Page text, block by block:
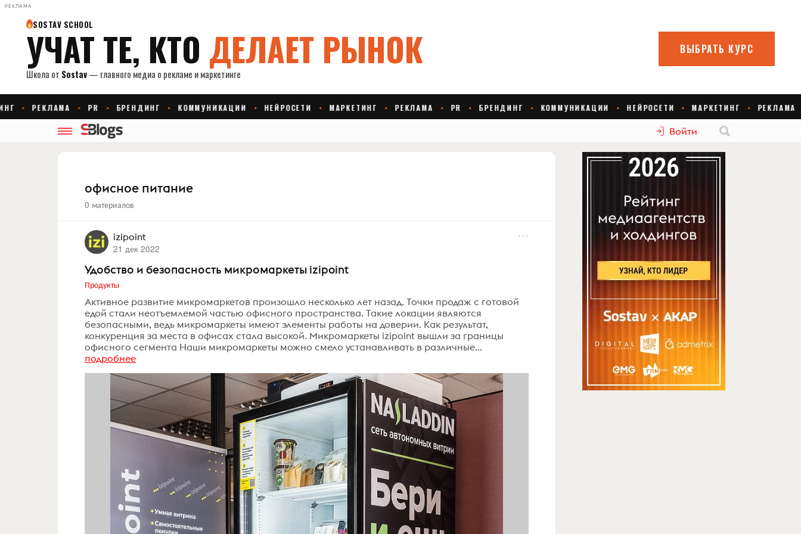
РЕКЛАМА
Войти
офисное питание
0 материалов
izipoint
21 дек 2022
Удобство и безопасность микромаркеты izipoint
Продукты
Активное развитие микромаркетов произошло несколько лет назад. Точки продаж с готовой
едой стали неотъемлемой частью офисного пространства. Такие локации являются
безопасными, ведь микромаркеты имеют элементы работы на доверии. Как результат,
конкуренция за места в офисах стала высокой. Микромаркеты izipoint вышли за границы
офисного сегмента Наши микромаркеты можно смело устанавливать в различные...
подробнее